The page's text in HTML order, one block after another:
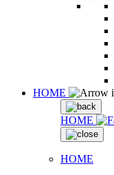
HOME
HOME
HOME